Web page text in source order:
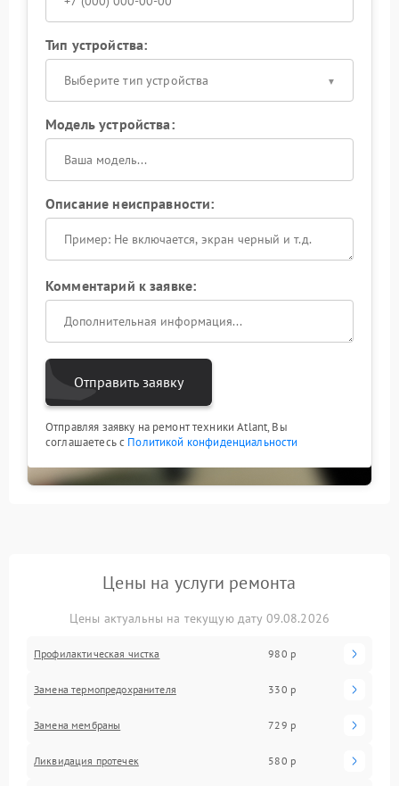
Тип устройства:
Выберите тип устройства
Модель устройства:
Описание неисправности:
Комментарий к заявке:
Отправить заявку
Отправляя заявку на ремонт техники Atlant, Вы
соглашаетесь с Политикой конфиденциальности
Цены на услуги ремонта
Цены актуальны на текущую дату 09.08.2026
Профилактическая чистка 980 р
Замена термопредохранителя 330 р
Замена мембраны 729 р
Ликвидация протечек 580 р